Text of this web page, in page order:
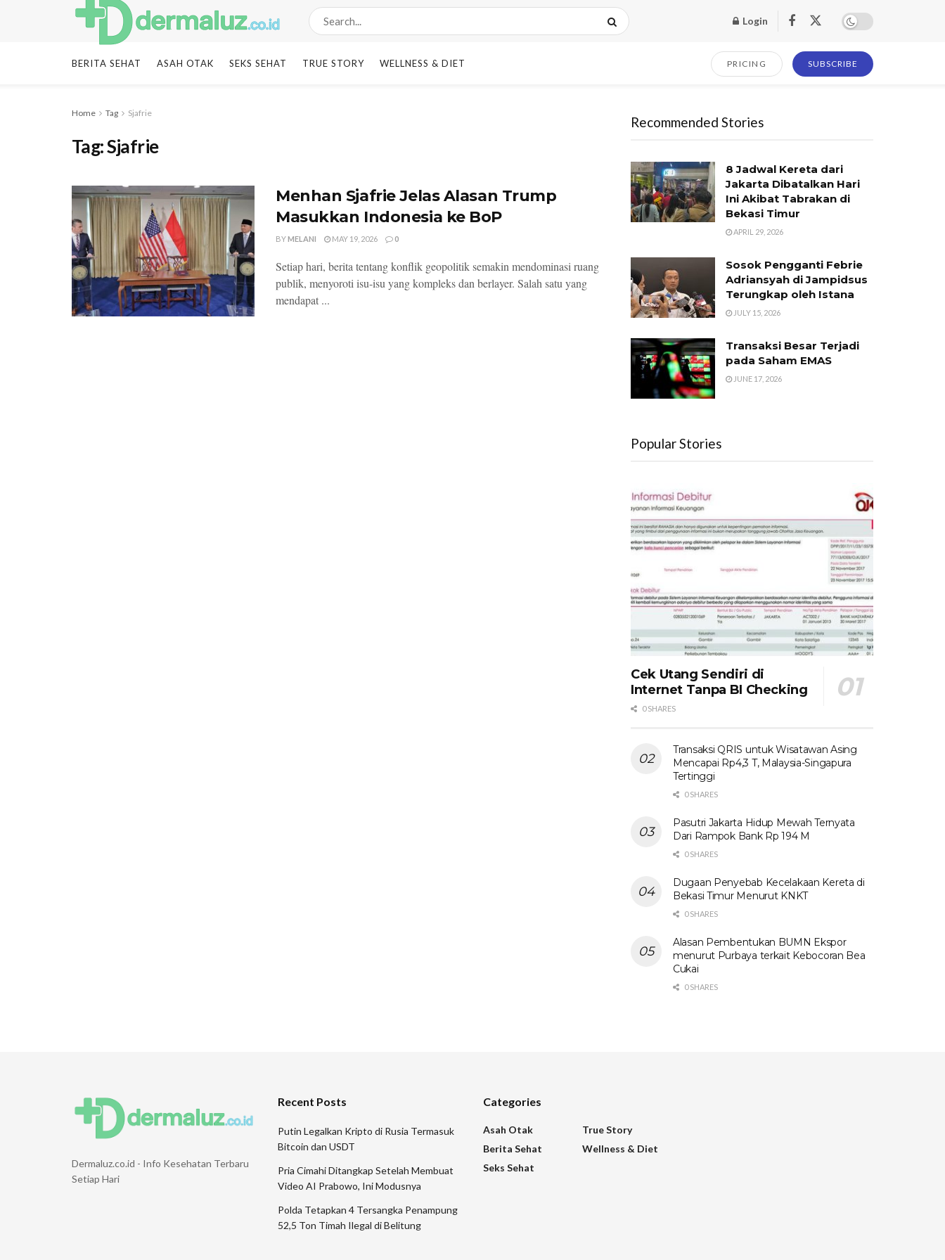
Login
BERITA SEHAT ASAH OTAK SEKS SEHAT TRUE STORY WELLNESS & DIET PRICING SUBSCRIBE
Home Tag Sjafrie
Tag:Sjafrie
Menhan Sjafrie Jelas Alasan Trump
Masukkan Indonesia ke BoP
BYMELANI MAY 19, 2026 0
Setiap hari, berita tentang konflik geopolitik semakin mendominasi ruang
publik, menyoroti isu-isu yang kompleks dan berlayer. Salah satu yang
mendapat ...
Recommended Stories
8 Jadwal Kereta dari
Jakarta Dibatalkan Hari
Ini Akibat Tabrakan di
Bekasi Timur
APRIL 29, 2026
Sosok Pengganti Febrie
Adriansyah di Jampidsus
Terungkap oleh Istana
JULY 15, 2026
Transaksi Besar Terjadi
pada Saham EMAS
JUNE 17, 2026
Popular Stories
Cek Utang Sendiri di
Internet Tanpa BI Checking
0 SHARES
Transaksi QRIS untuk Wisatawan Asing
Mencapai Rp4,3 T, Malaysia-Singapura
Tertinggi
0 SHARES
Pasutri Jakarta Hidup Mewah Ternyata
Dari Rampok Bank Rp 194 M
0 SHARES
Dugaan Penyebab Kecelakaan Kereta di
Bekasi Timur Menurut KNKT
0 SHARES
Alasan Pembentukan BUMN Ekspor
menurut Purbaya terkait Kebocoran Bea
Cukai
0 SHARES
Dermaluz.co.id - Info Kesehatan Terbaru
Setiap Hari
Recent Posts
Putin Legalkan Kripto di Rusia Termasuk
Bitcoin dan USDT
Pria Cimahi Ditangkap Setelah Membuat
Video AI Prabowo, Ini Modusnya
Polda Tetapkan 4 Tersangka Penampung
52,5 Ton Timah Ilegal di Belitung
Categories
Asah Otak
Berita Sehat
Seks Sehat
True Story
Wellness & Diet